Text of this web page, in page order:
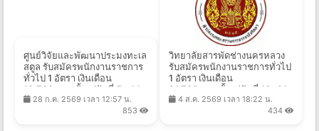
ศูนย์วิจัยและพัฒนาประมงทะเล
สตูล รับสมัครพนักงานราชการ
ทั่วไป 1 อัตรา เงินเดือน
16,700 บาท ตั้งแต่วันที่ 5 - 14
ส.ค. 2569
28 ก.ค. 2569 เวลา 12:57 น.
853
วิทยาลัยสารพัดช่างนครหลวง
รับสมัครพนักงานราชการทั่วไป
1 อัตรา เงินเดือน
21,780 บาท ตั้งแต่วันที่ 13 -21
ส.ค. 2569
4 ส.ค. 2569 เวลา 18:22 น.
434